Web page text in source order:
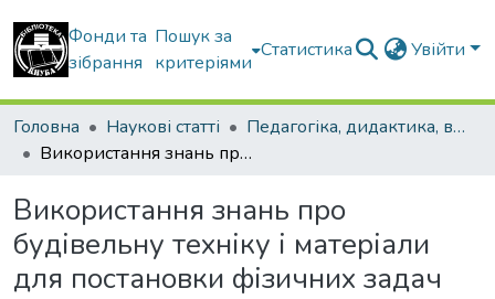
Фонди та
зібрання
Пошук за
критеріями
Статистика Увійти
Головна Наукові статті
Педагогіка, дидактика, вища освіта
Використання знань про будівельну техніку і матеріали для постановки фізичних задач
Використання знань про
будівельну техніку і матеріали
для постановки фізичних задач